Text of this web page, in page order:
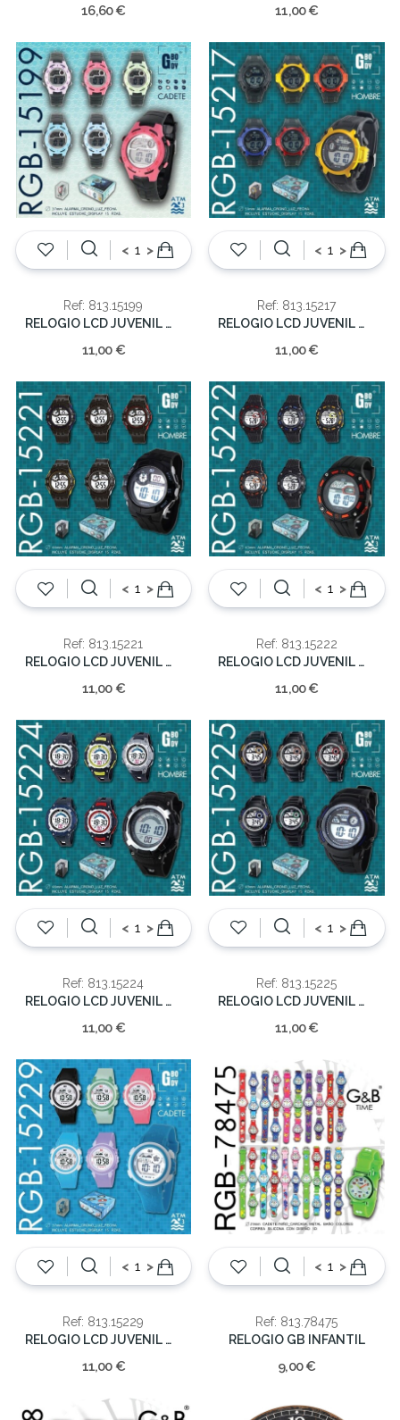
16,60 € 11,00 €
< >
Ref: 813.15199
RELOGIO LCD JUVENIL WR30M
11,00 €
< >
Ref: 813.15217
RELOGIO LCD JUVENIL WR30M
11,00 €
< >
Ref: 813.15221
RELOGIO LCD JUVENIL WR30M
11,00 €
< >
Ref: 813.15222
RELOGIO LCD JUVENIL WR30M
11,00 €
< >
Ref: 813.15224
RELOGIO LCD JUVENIL WR30M
11,00 €
< >
Ref: 813.15225
RELOGIO LCD JUVENIL WR30M
11,00 €
< >
Ref: 813.15229
RELOGIO LCD JUVENIL WR30M
11,00 €
< >
Ref: 813.78475
RELOGIO GB INFANTIL
9,00 €